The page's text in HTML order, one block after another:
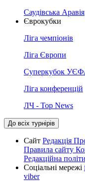
Саудівська Аравія
Єврокубки
Ліга чемпіонів
Ліга Європи
Суперкубок
Ліга конференцій
ЛЧ - Top News
До всіх турнірів
Сайт Редакція
Правила сайту
Редакційна
Соціальні мережі
viber